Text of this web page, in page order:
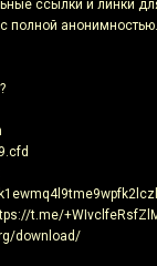
ссылки и линки
полной анонимностью.
t.me/
download/